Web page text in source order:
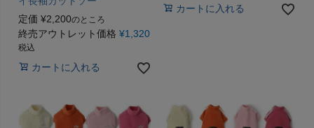
定価 ¥2,200のところ
終売アウトレット価格 ¥1,320
税込
カートに入れる
カートに入れる